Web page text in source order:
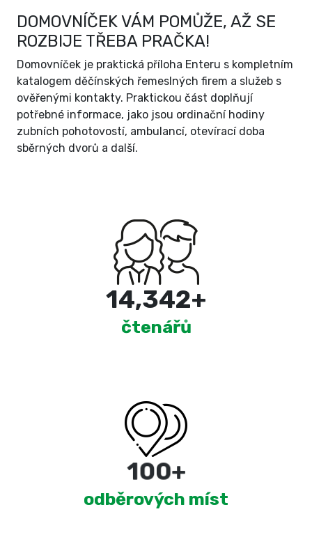
DOMOVNÍČEK VÁM POMŮŽE, AŽ SE
ROZBIJE TŘEBA PRAČKA!
Domovníček je praktická příloha Enteru s kompletním
katalogem děčínských řemeslných firem a služeb s
ověřenými kontakty. Praktickou část doplňují
potřebné informace, jako jsou ordinační hodiny
zubních pohotovostí, ambulancí, otevírací doba
sběrných dvorů a další.
15,000+
čtenářů
180+
odběrových míst